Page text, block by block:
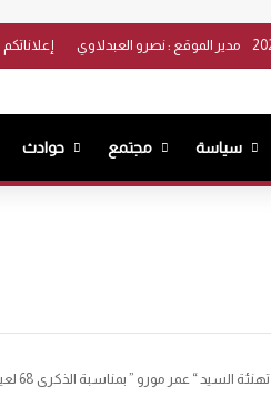
مدير الموقع : نصرو العبدلاوي إعلاناتكم
سياسة مجتمع حوادث
تهنئة السيد “ عمر مورو ” بمناسبة الذكرى 68 لعيد الإستقلال المجيد